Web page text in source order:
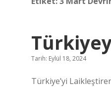
Tarih: Eylül 18, 2024
Türkiye’yi